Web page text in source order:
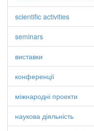
scientific activities
seminars
виставки
конференції
міжнародні проекти
наукова діяльність